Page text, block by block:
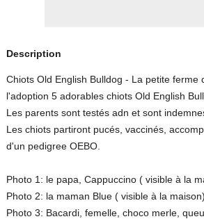
Description
Chiots Old English Bulldog - La petite ferme
l'adoption 5 adorables chiots Old English
Les parents sont testés adn et sont
Les chiots partiront pucés, vaccinés,
d'un pedigree OEBO.
Photo 1: le papa, Cappuccino ( visible à la
Photo 2: la maman Blue ( visible à la maison)
Photo 3: Bacardi, femelle, choco merle,